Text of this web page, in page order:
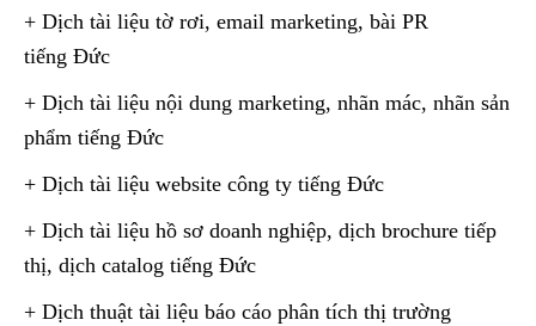
+ Dịch tài liệu tờ rơi, email marketing, bài PR
tiếng Đức
+ Dịch tài liệu nội dung marketing, nhãn mác, nhãn sản
phẩm tiếng Đức
+ Dịch tài liệu website công ty tiếng Đức
+ Dịch tài liệu hồ sơ doanh nghiệp, dịch brochure tiếp
thị, dịch catalog tiếng Đức
+ Dịch thuật tài liệu báo cáo phân tích thị trường